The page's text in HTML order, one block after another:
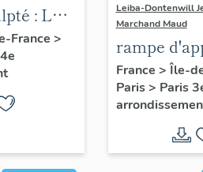
: Les
France >
Leiba-Dontenwill
Marchand Maud
rampe
escalier de
Sandreville
étudié)
France > Île-
Paris> Paris